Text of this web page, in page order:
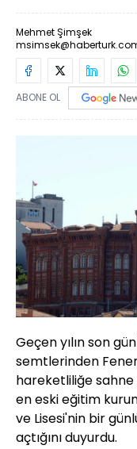
Mehmet Şimşek
ABONE OL
Geçen yılın son
semtlerinden
hareketliliğe sahne
en eski eğitim
ve Lisesi'nin bir
açtığını duyurdu.